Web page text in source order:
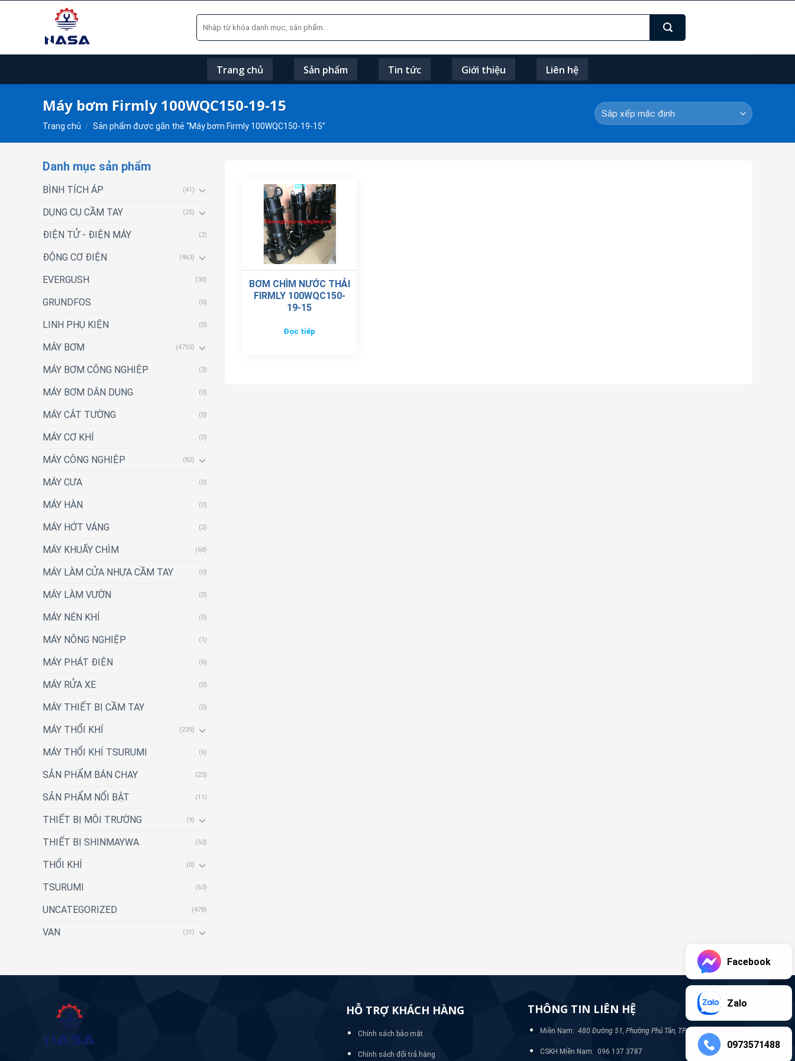
Tìm
kiếm:
Trang chủ Sản phẩm Tin tức Giới thiệu Liên hệ
Máy bơm Firmly 100WQC150-19-15
Trang chủ / Sản phẩm được gắn thẻ “Máy bơm Firmly 100WQC150-19-15”
Danh mục sản phẩm
BÌNH TÍCH ÁP (41)
DỤNG CỤ CẦM TAY (25)
ĐIỆN TỬ - ĐIỆN MÁY (2)
ĐỘNG CƠ ĐIỆN (463)
EVERGUSH (30)
GRUNDFOS (0)
LINH PHỤ KIỆN (0)
MÁY BƠM (4755)
MÁY BƠM CÔNG NGHIỆP (3)
MÁY BƠM DÂN DỤNG (0)
MÁY CẮT TƯỜNG (0)
MÁY CƠ KHÍ (0)
MÁY CÔNG NGHIỆP (82)
MÁY CƯA (0)
MÁY HÀN (0)
MÁY HỚT VÁNG (2)
MÁY KHUẤY CHÌM (68)
MÁY LÀM CỬA NHỰA CẦM TAY (0)
MÁY LÀM VƯỜN (0)
MÁY NÉN KHÍ (0)
MÁY NÔNG NGHIỆP (1)
MÁY PHÁT ĐIỆN (6)
MÁY RỬA XE (0)
MÁY THIẾT BỊ CẦM TAY (0)
MÁY THỔI KHÍ (239)
MÁY THỔI KHÍ TSURUMI (6)
SẢN PHẨM BÁN CHẠY (23)
SẢN PHẨM NỔI BẬT (11)
THIẾT BỊ MÔI TRƯỜNG (9)
THIẾT BỊ SHINMAYWA (53)
THỔI KHÍ (0)
TSURUMI (63)
UNCATEGORIZED (478)
VAN (31)
BƠM CHÌM NƯỚC THẢI
FIRMLY 100WQC150-
19-15
Đọc tiếp
HỖ TRỢ KHÁCH HÀNG
Chính sách bảo mật
Chính sách đổi trả hàng
THÔNG TIN LIÊN HỆ
Miền Nam: 480 Đường 51, Phường Phú Tân, TP Bình Dương
CSKH Miền Nam: 096 137 3787
Facebook
Zalo
0973571488